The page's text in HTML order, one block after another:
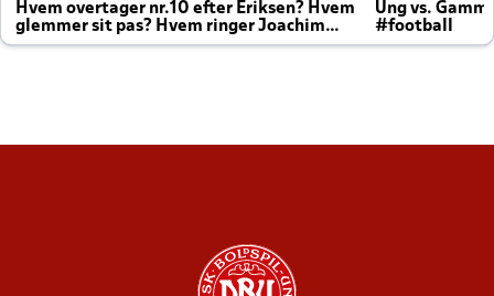
Hvem overtager nr.10 efter Eriksen? Hvem
glemmer sit pas? Hvem ringer Joachim
altid til efter kampe?
Ung vs.
#football